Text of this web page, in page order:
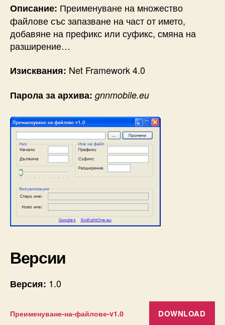
Описание: Преименуване на множество
файлове със запазване на част от името,
добавяне на префикс или суфикс, смяна на
разширение…
Изисквания: Net Framework 4.0
Парола за архива: gnnmobile.eu
Версии
Версия: 1.0
Преименуване-на-файлове-v1.0 DOWNLOAD